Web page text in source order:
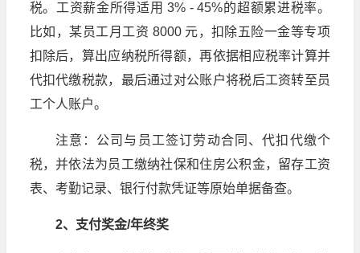
税。工资薪金所得适用 3% - 45%的超额累进税率。
比如，某员工月工资 8000 元，扣除五险一金等专项
扣除后，算出应纳税所得额，再依据相应税率计算并
代扣代缴税款，最后通过对公账户将税后工资转至员
工个人账户。
注意：公司与员工签订劳动合同、代扣代缴个
税，并依法为员工缴纳社保和住房公积金，留存工资
表、考勤记录、银行付款凭证等原始单据备查。
2、支付奖金/年终奖